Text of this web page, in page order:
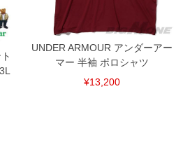
味が若干異なる場合がございます。予めご了承
共用しておりますので店頭での売り違い、店
にご迷惑をお掛けしてしまう場合がございま
努めておりますが、もしあった場合速やかにご
さい。
UNDER ARMOUR アンダーアー
マー 半袖 ポロシャツ
¥13,200